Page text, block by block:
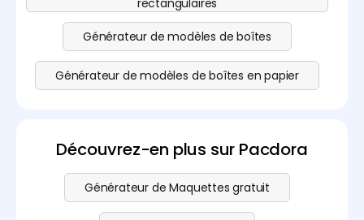
rectangulaires
Générateur de modèles de boîtes
Générateur de modèles de boîtes en papier
Découvrez-en plus sur Pacdora
Générateur de Maquettes gratuit